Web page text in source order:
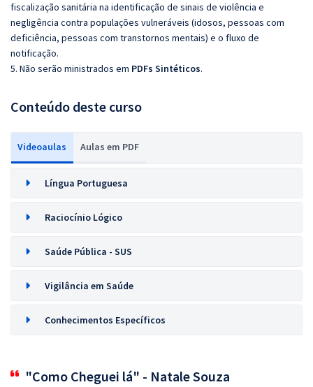
fiscalização sanitária na identificação de sinais de violência e
negligência contra populações vulneráveis (idosos, pessoas com
deficiência, pessoas com transtornos mentais) e o fluxo de
notificação.
5. Não serão ministrados em PDFs Sintéticos.
Conteúdo deste curso
Videoaulas Aulas em PDF
Língua Portuguesa
Raciocínio Lógico
Saúde Pública - SUS
Vigilância em Saúde
Conhecimentos Específicos
"Como Cheguei lá" - Natale Souza